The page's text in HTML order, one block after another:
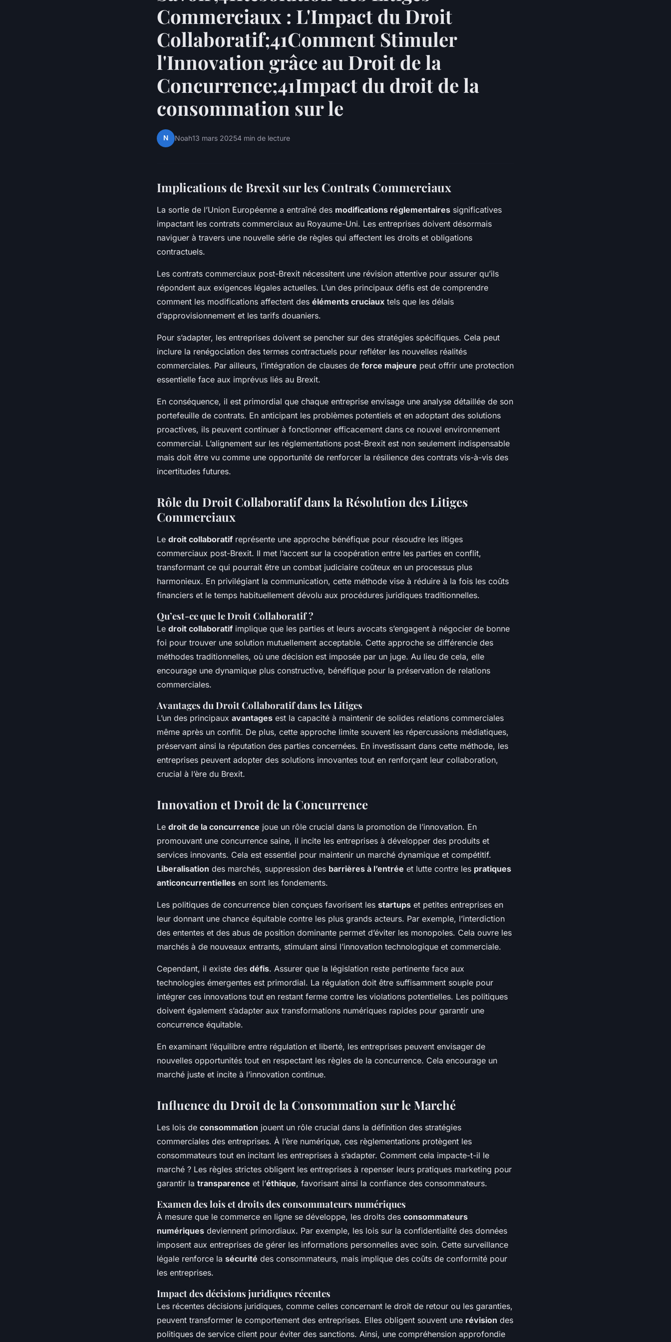
Commerciaux : L'Impact du Droit
Collaboratif;41Comment Stimuler
l'Innovation grâce au Droit de la
Concurrence;41Impact du droit de la
consommation sur le
N Noah13 mars 20254 min de lecture
Implications de Brexit sur les Contrats Commerciaux
La sortie de l’Union Européenne a entraîné des modifications réglementaires significatives
impactant les contrats commerciaux au Royaume-Uni. Les entreprises doivent désormais
naviguer à travers une nouvelle série de règles qui affectent les droits et obligations
contractuels.
Les contrats commerciaux post-Brexit nécessitent une révision attentive pour assurer qu’ils
répondent aux exigences légales actuelles. L’un des principaux défis est de comprendre
comment les modifications affectent des éléments cruciaux tels que les délais
d’approvisionnement et les tarifs douaniers.
Pour s’adapter, les entreprises doivent se pencher sur des stratégies spécifiques. Cela peut
inclure la renégociation des termes contractuels pour refléter les nouvelles réalités
commerciales. Par ailleurs, l’intégration de clauses de force majeure peut offrir une protection
essentielle face aux imprévus liés au Brexit.
En conséquence, il est primordial que chaque entreprise envisage une analyse détaillée de son
portefeuille de contrats. En anticipant les problèmes potentiels et en adoptant des solutions
proactives, ils peuvent continuer à fonctionner efficacement dans ce nouvel environnement
commercial. L’alignement sur les réglementations post-Brexit est non seulement indispensable
mais doit être vu comme une opportunité de renforcer la résilience des contrats vis-à-vis des
incertitudes futures.
Rôle du Droit Collaboratif dans la Résolution des Litiges
Commerciaux
Le droit collaboratif représente une approche bénéfique pour résoudre les litiges
commerciaux post-Brexit. Il met l’accent sur la coopération entre les parties en conflit,
transformant ce qui pourrait être un combat judiciaire coûteux en un processus plus
harmonieux. En privilégiant la communication, cette méthode vise à réduire à la fois les coûts
financiers et le temps habituellement dévolu aux procédures juridiques traditionnelles.
Qu’est-ce que le Droit Collaboratif ?
Le droit collaboratif implique que les parties et leurs avocats s’engagent à négocier de bonne
foi pour trouver une solution mutuellement acceptable. Cette approche se différencie des
méthodes traditionnelles, où une décision est imposée par un juge. Au lieu de cela, elle
encourage une dynamique plus constructive, bénéfique pour la préservation de relations
commerciales.
Avantages du Droit Collaboratif dans les Litiges
L’un des principaux avantages est la capacité à maintenir de solides relations commerciales
même après un conflit. De plus, cette approche limite souvent les répercussions médiatiques,
préservant ainsi la réputation des parties concernées. En investissant dans cette méthode, les
entreprises peuvent adopter des solutions innovantes tout en renforçant leur collaboration,
crucial à l’ère du Brexit.
Innovation et Droit de la Concurrence
Le droit de la concurrence joue un rôle crucial dans la promotion de l’innovation. En
promouvant une concurrence saine, il incite les entreprises à développer des produits et
services innovants. Cela est essentiel pour maintenir un marché dynamique et compétitif.
Liberalisation des marchés, suppression des barrières à l’entrée et lutte contre les pratiques
anticoncurrentielles en sont les fondements.
Les politiques de concurrence bien conçues favorisent les startups et petites entreprises en
leur donnant une chance équitable contre les plus grands acteurs. Par exemple, l’interdiction
des ententes et des abus de position dominante permet d’éviter les monopoles. Cela ouvre les
marchés à de nouveaux entrants, stimulant ainsi l’innovation technologique et commerciale.
Cependant, il existe des défis. Assurer que la législation reste pertinente face aux
technologies émergentes est primordial. La régulation doit être suffisamment souple pour
intégrer ces innovations tout en restant ferme contre les violations potentielles. Les politiques
doivent également s’adapter aux transformations numériques rapides pour garantir une
concurrence équitable.
En examinant l’équilibre entre régulation et liberté, les entreprises peuvent envisager de
nouvelles opportunités tout en respectant les règles de la concurrence. Cela encourage un
marché juste et incite à l’innovation continue.
Influence du Droit de la Consommation sur le Marché
Les lois de consommation jouent un rôle crucial dans la définition des stratégies
commerciales des entreprises. À l’ère numérique, ces règlementations protègent les
consommateurs tout en incitant les entreprises à s’adapter. Comment cela impacte-t-il le
marché ? Les règles strictes obligent les entreprises à repenser leurs pratiques marketing pour
garantir la transparence et l’éthique, favorisant ainsi la confiance des consommateurs.
Examen des lois et droits des consommateurs numériques
À mesure que le commerce en ligne se développe, les droits des consommateurs
numériques deviennent primordiaux. Par exemple, les lois sur la confidentialité des données
imposent aux entreprises de gérer les informations personnelles avec soin. Cette surveillance
légale renforce la sécurité des consommateurs, mais implique des coûts de conformité pour
les entreprises.
Impact des décisions juridiques récentes
Les récentes décisions juridiques, comme celles concernant le droit de retour ou les garanties,
peuvent transformer le comportement des entreprises. Elles obligent souvent une révision des
politiques de service client pour éviter des sanctions. Ainsi, une compréhension approfondie